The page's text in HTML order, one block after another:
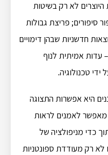
לא רק בשיטות
סיפורים; פריצת גבולות
חדשניות שבהן דימויים
עדות אמיתית לנוף
טכנולוגיה.
היא אפשרות התצוגה
לאמנים לראות
כדי מניפולציה של
לא רק מעודדת ספונטניות